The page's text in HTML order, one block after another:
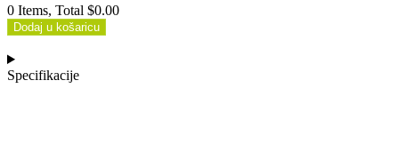
0 Items, Total $0.00
Dodaj u košaricu
Specifikacije